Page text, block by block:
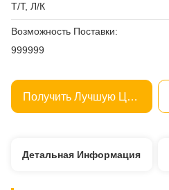
Т/Т, Л/К
Возможность Поставки:
999999
Получить Лучшую Цену
Детальная Информация